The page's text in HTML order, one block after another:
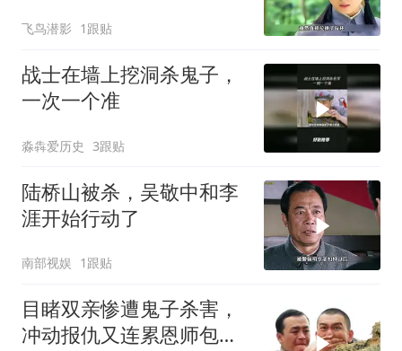
飞鸟潜影 1跟贴
战士在墙上挖洞杀鬼子，
一次一个准
淼犇爱历史 3跟贴
陆桥山被杀，吴敬中和李
涯开始行动了
南部视娱 1跟贴
目睹双亲惨遭鬼子杀害，
冲动报仇又连累恩师包疙